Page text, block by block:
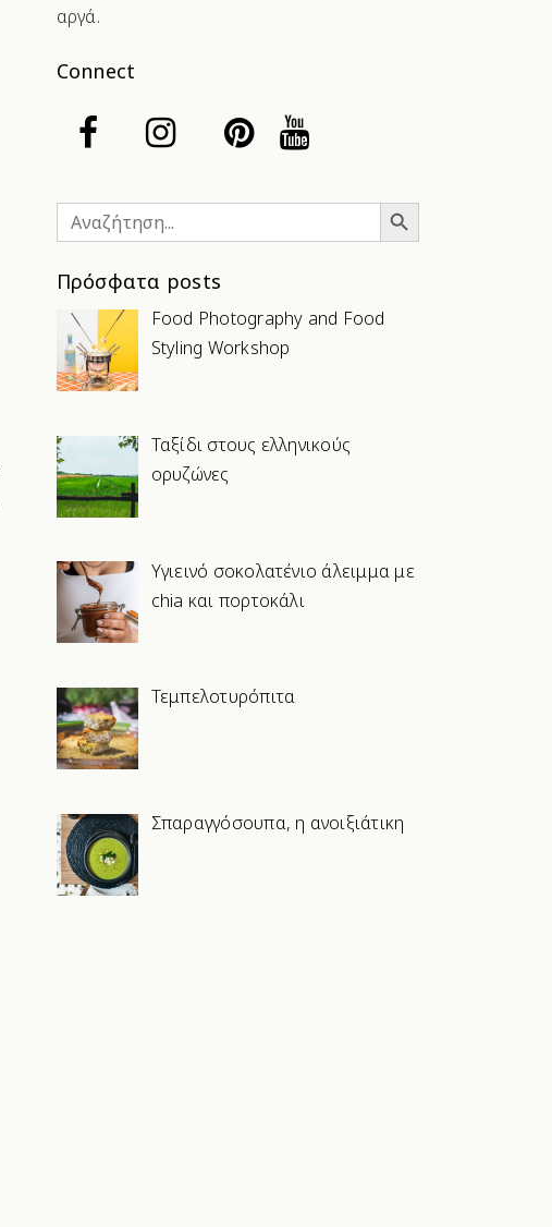
αργά.
Connect
Search
for:
Search Button
Πρόσφατα posts
Food Photography and Food
Styling Workshop
Ταξίδι στους ελληνικούς
ορυζώνες
Υγιεινό σοκολατένιο άλειμμα με
chia και πορτοκάλι
Τεμπελοτυρόπιτα
Σπαραγγόσουπα, η ανοιξιάτικη